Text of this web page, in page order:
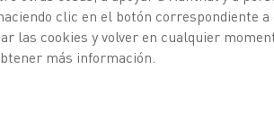
mucho desde que se descubrió en
posible que el líder mundial en
clic en el botón correspondiente
las cookies y volver en cualquier
más información.